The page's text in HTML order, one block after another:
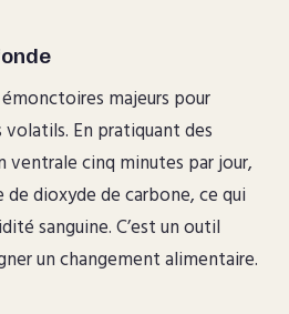
majeurs pour
volatils. En pratiquant des
ventrale cinq minutes par jour,
dioxyde de carbone, ce qui
sanguine. C’est un outil
un changement alimentaire.